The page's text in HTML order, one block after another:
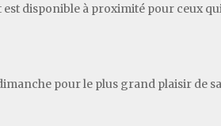
disponible à proximité pour ceux
pour le plus grand plaisir de